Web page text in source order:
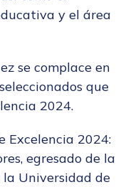
y el área
se complace en
que
2024.
Excelencia 2024:
egresado de la
la Universidad de